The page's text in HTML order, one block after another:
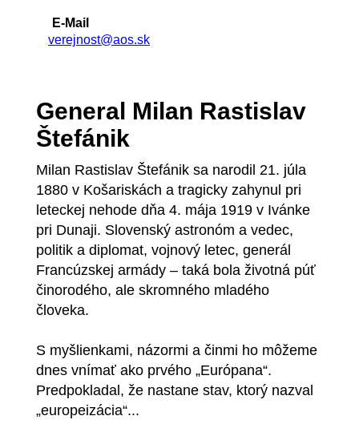
E-Mail
verejnost@aos.sk
General Milan Rastislav
Štefánik
Milan Rastislav Štefánik sa narodil 21. júla
1880 v Košariskách a tragicky zahynul pri
leteckej nehode dňa 4. mája 1919 v Ivánke
pri Dunaji. Slovenský astronóm a vedec,
politik a diplomat, vojnový letec, generál
Francúzskej armády – taká bola životná púť
činorodého, ale skromného mladého
človeka.
S myšlienkami, názormi a činmi ho môžeme
dnes vnímať ako prvého „Európana“.
Predpokladal, že nastane stav, ktorý nazval
„europeizácia“...